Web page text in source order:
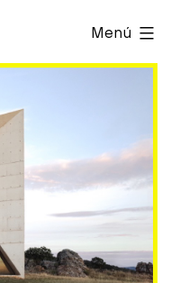
Menú